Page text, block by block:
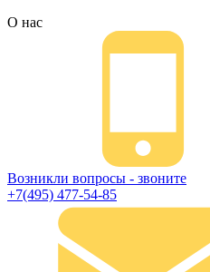
О нас
Возникли вопросы - звоните
+7(495) 477-54-85